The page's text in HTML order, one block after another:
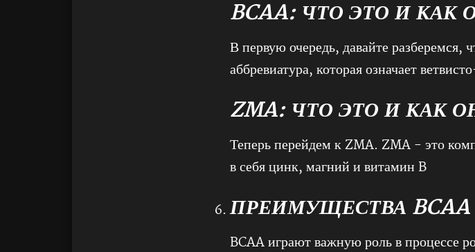
BCAA: ЧТО ЭТО И КАК
В первую очередь, давайте разберемся,
аббревиатура, которая означает
ZMA: ЧТО ЭТО И КАК
Теперь перейдем к ZMA. ZMA - это
в себя цинк, магний и витамин B
ПРЕИМУЩЕСТВА BCAA
BCAA играют важную роль в процессе